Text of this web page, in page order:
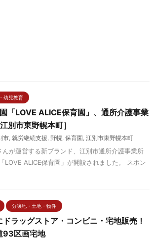
幼児教育
「LOVE ALICE保育園」、通所介護事業
別市東野幌本町］
市, 就労継続支援, 野幌, 保育園, 江別市東野幌本町
が運営する新ブランド、江別市通所介護事業所
LOVE ALICE保育園」が開設されました。 スポン
分譲地・土地・物件
ラッグストア・コンビニ・宅地販売！
93区画宅地